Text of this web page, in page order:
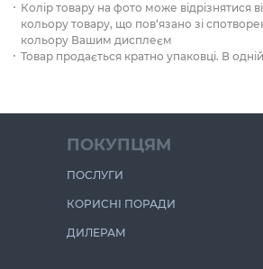
Колір товару на фото може відрізнятися
кольору товару, що пов‘язано зі
кольору Вашим дисплеєм
Товар продається кратно упаковці. В
ПОКУПЦЯМ
ПОСЛУГИ
КОРИСНІ ПОРАДИ
ДИЛЕРАМ